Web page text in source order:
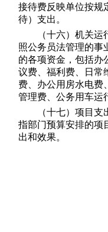
接待费反映单位按规
待）支出。
（十六）机关
照公务员法管理的事
的各项资金，包括办
议费、福利费、日常
费、办公用房水电费
管理费、公务用车运
（十七）项目
指部门预算安排的项
出和效果。